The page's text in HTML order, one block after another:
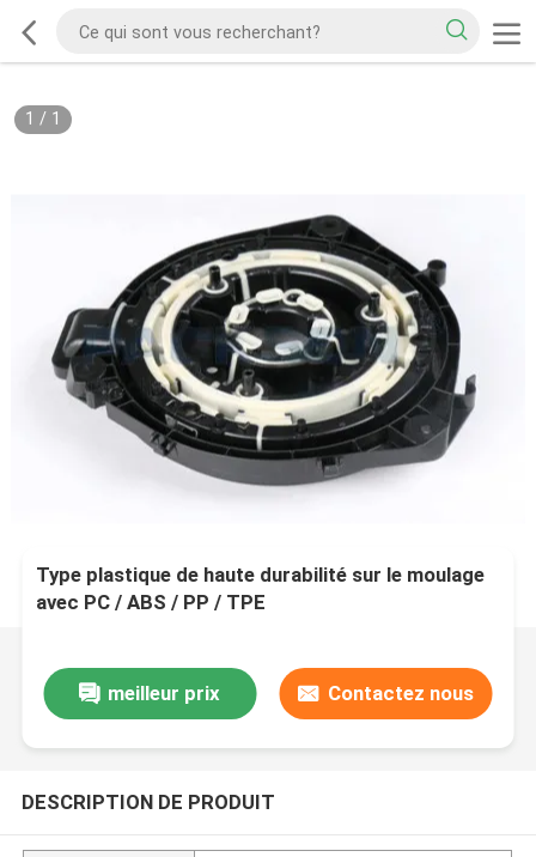
1 / 1
Type plastique de haute durabilité sur le moulage
avec PC / ABS / PP / TPE
meilleur prix Contactez nous
DESCRIPTION DE PRODUIT